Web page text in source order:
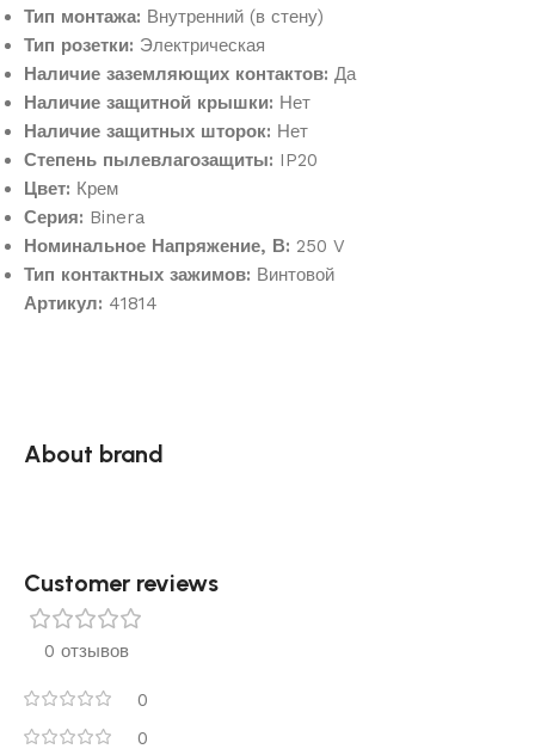
Тип монтажа: Внутренний (в стену)
Тип розетки: Электрическая
Наличие заземляющих контактов: Да
Наличие защитной крышки: Нет
Наличие защитных шторок: Нет
Степень пылевлагозащиты: IP20
Цвет: Крем
Серия: Binera
Номинальное Напряжение, В: 250 V
Тип контактных зажимов: Винтовой
Артикул: 41814
About brand
Customer reviews​
0 отзывов
0
0